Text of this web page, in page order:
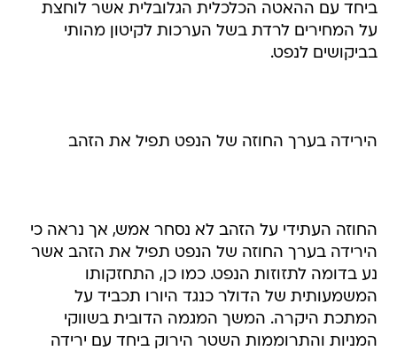
ביחד עם ההאטה הכלכלית הגלובלית אשר לוחצת
על המחירים לרדת בשל הערכות לקיטון מהותי
בביקושים לנפט.
הירידה בערך החוזה של הנפט תפיל את הזהב
החוזה העתידי על הזהב לא נסחר אמש, אך נראה כי
הירידה בערך החוזה של הנפט תפיל את הזהב אשר
נע בדומה לתזוזות הנפט. כמו כן, התחזקותו
המשמעותית של הדולר כנגד היורו תכביד על
המתכת היקרה. המשך המגמה הדובית בשווקי
המניות והתרוממות השטר הירוק ביחד עם ירידה